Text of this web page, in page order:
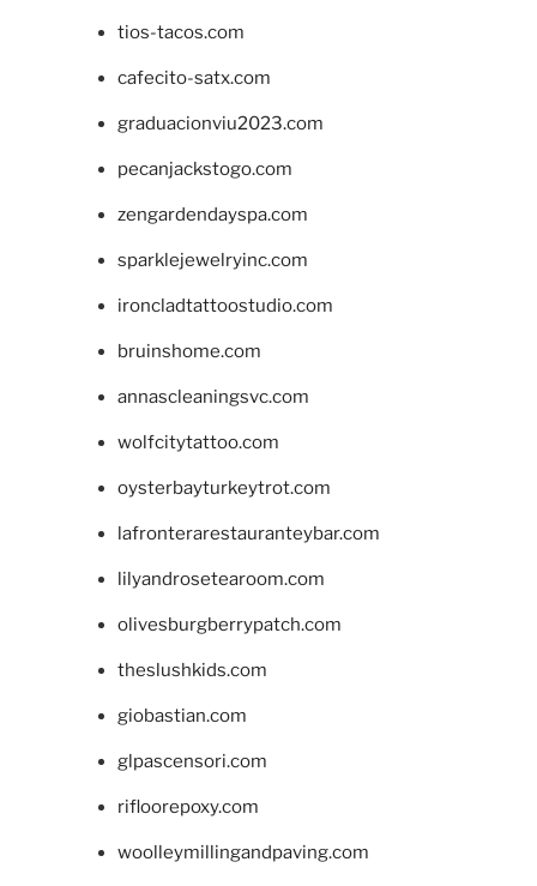
tios-tacos.com
cafecito-satx.com
graduacionviu2023.com
pecanjackstogo.com
zengardendayspa.com
sparklejewelryinc.com
ironcladtattoostudio.com
bruinshome.com
annascleaningsvc.com
wolfcitytattoo.com
oysterbayturkeytrot.com
lafronterarestauranteybar.com
lilyandrosetearoom.com
olivesburgberrypatch.com
theslushkids.com
giobastian.com
glpascensori.com
rifloorepoxy.com
woolleymillingandpaving.com